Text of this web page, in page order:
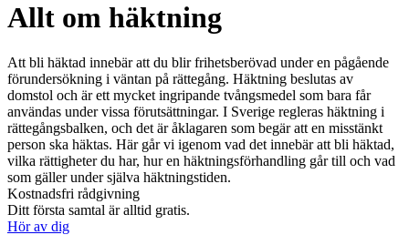
Allt om häktning
Att bli häktad innebär att du blir frihetsberövad under en pågående
förundersökning i väntan på rättegång. Häktning beslutas av
domstol och är ett mycket ingripande tvångsmedel som bara får
användas under vissa förutsättningar. I Sverige regleras häktning i
rättegångsbalken, och det är åklagaren som begär att en misstänkt
person ska häktas. Här går vi igenom vad det innebär att bli häktad,
vilka rättigheter du har, hur en häktningsförhandling går till och vad
som gäller under själva häktningstiden.
Kostnadsfri rådgivning
Ditt första samtal är alltid gratis.
Hör av dig